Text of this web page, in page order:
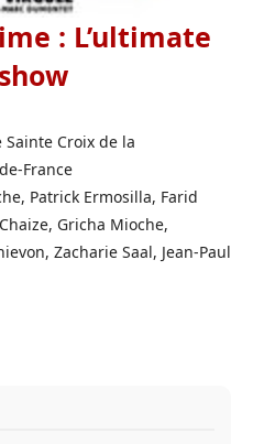
: L’ultimate
Sainte Croix de la
France
Patrick Ermosilla, Farid
Gricha Mioche,
Zacharie Saal, Jean-Paul